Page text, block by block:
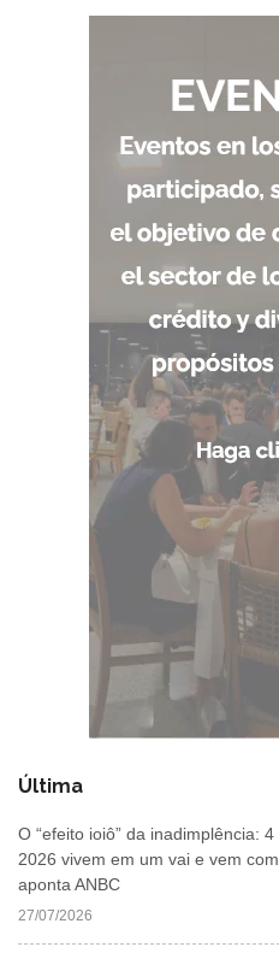
Última
O “efeito ioiô” da inadimplência:
2026 vivem em um vai e vem
aponta ANBC
27/07/2026